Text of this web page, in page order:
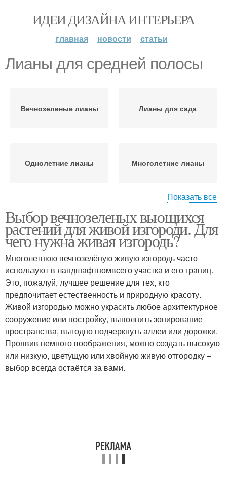
ИДЕИ ДИЗАЙНА ИНТЕРЬЕРА
главная новости статьи
Лианы для средней полосы
Вечнозеленые лианы Лианы для сада
Однолетние лианы Многолетние лианы
Лианы для оформления Лианы для урала
Древовидные лианы Субтропическая лиана
Средний полоса Быстрорастущие лианы
Показать все
Выбор вечнозеленых вьющихся
растений для живой изгороди. Для
чего нужна живая изгородь?
Многолетнюю вечнозелёную живую изгородь часто
используют в ландшафтномвсего участка и его границ.
Это, пожалуй, лучшее решение для тех, кто
предпочитает естественность и природную красоту.
Живой изгородью можно украсить любое архитектурное
сооружение или постройку, выполнить зонирование
пространства, выгодно подчеркнуть аллеи или дорожки.
Проявив немного воображения, можно создать высокую
или низкую, цветущую или хвойную живую отгородку –
выбор всегда остаётся за вами.